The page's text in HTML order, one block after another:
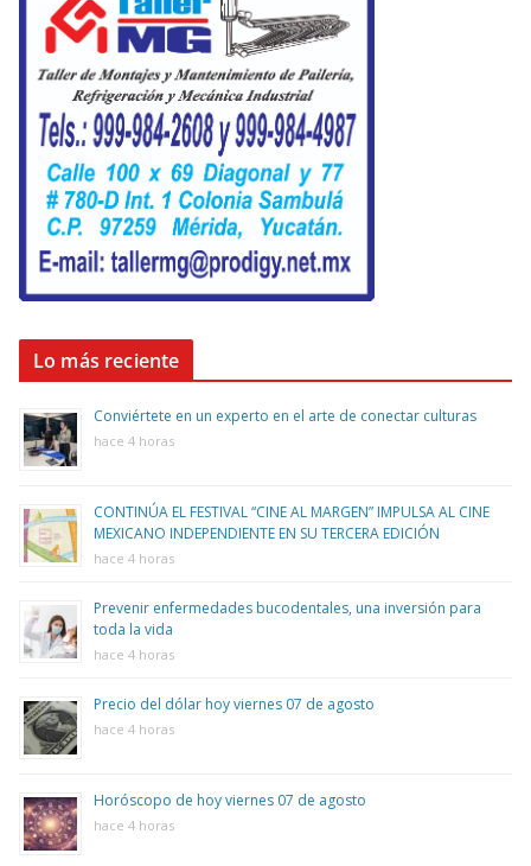
Lo más reciente
Conviértete en un experto en el arte de conectar culturas
hace 4 horas
CONTINÚA EL FESTIVAL “CINE AL MARGEN” IMPULSA AL CINE
MEXICANO INDEPENDIENTE EN SU TERCERA EDICIÓN
hace 4 horas
Prevenir enfermedades bucodentales, una inversión para
toda la vida
hace 4 horas
Precio del dólar hoy viernes 07 de agosto
hace 4 horas
Horóscopo de hoy viernes 07 de agosto
hace 4 horas